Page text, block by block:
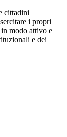
cittadini
i propri
modo attivo e
e dei